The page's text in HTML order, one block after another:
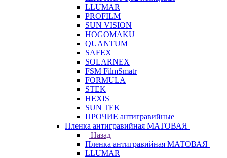
LLUMAR
PROFILM
SUN VISION
HOGOMAKU
QUANTUM
SAFEX
SOLARNEX
FSM FilmSmatr
FORMULA
STEK
HEXIS
SUN TEK
ПРОЧИЕ антигравийные
Пленка антигравийная МАТОВАЯ
Назад
Пленка антигравийная МАТОВАЯ
LLUMAR